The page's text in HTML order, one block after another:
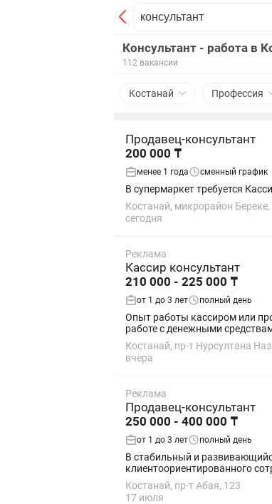
Консультант - работа в
112 вакансии
Костанай Профессия
Продавец-консультант
200 000 ₸
менее 1 года сменный график
В супермаркет требуется
Костанай, микрорайон
сегодня
Реклама
Кассир консультант
210 000 - 225 000 ₸
от 1 до 3 лет полный день
Опыт работы кассиром или продавцом приветствуется. Вежливость,
Костанай, пр-т Нурсултана
вчера
Реклама
Продавец-консультант
250 000 - 400 000 ₸
от 1 до 3 лет полный день
В стабильный и развивающийся детский
клиентоориентированного
Костанай, пр-т Абая, 123
17 июля